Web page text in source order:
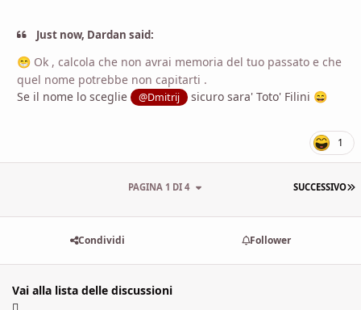
Just now, Dardan said:
😁 Ok , calcola che non avrai memoria del tuo passato e che
quel nome potrebbe non capitarti .
Se il nome lo sceglie
@Dmitrij sicuro sara' Toto' Filini 😄
1
SUCCESSIVO
PAGINA 1 DI 4
Condividi Follower
Vai alla lista delle discussioni